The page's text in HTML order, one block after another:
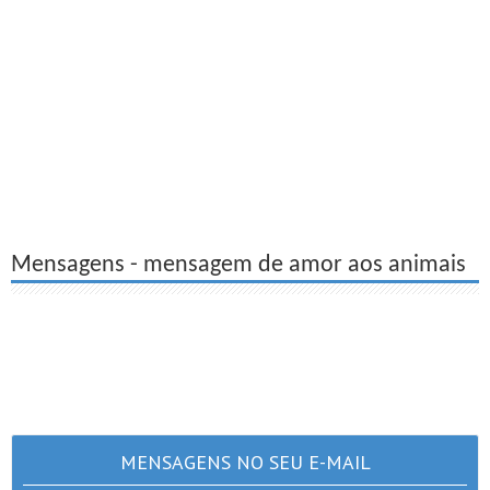
Mensagens - mensagem de amor aos animais
MENSAGENS NO SEU E-MAIL